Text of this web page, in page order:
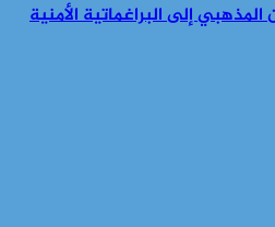
إلى البراغماتية الأمنية